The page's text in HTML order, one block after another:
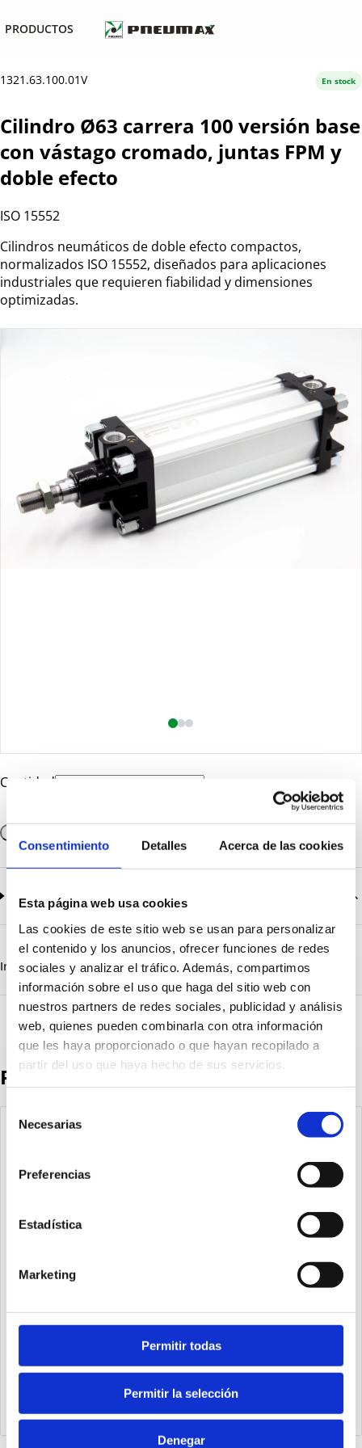
Consentimiento Detalles Acerca de las cookies
Esta página web usa cookies
Las cookies de este sitio web se usan para personalizar
el contenido y los anuncios, ofrecer funciones de redes
sociales y analizar el tráfico. Además, compartimos
información sobre el uso que haga del sitio web con
nuestros partners de redes sociales, publicidad y análisis
web, quienes pueden combinarla con otra información
que les haya proporcionado o que hayan recopilado a
partir del uso que haya hecho de sus servicios.
Necesarias
Preferencias
Estadística
Marketing
Permitir todas
Permitir la selección
Denegar
PRODUCTOS
1321.63.100.01V
Cilindro Ø63 carrera 100 versión base
con vástago cromado, juntas FPM y
doble efecto
ISO 15552
Cilindros neumáticos de doble efecto compactos,
normalizados ISO 15552, diseñados para aplicaciones
industriales que requieren fiabilidad y dimensiones
optimizadas.
En stock
Cantidad
Documentación
CatalogoGeneral-EN.pdf
Descargar
Serie_1319-1320-1321.pdf
Descargar
Información destacada Detalles técnicosVista 3D
Productos destacados
1540.25.20.03.1
Cilindro Ecompact Ø25 carrera 20 versión vástago pasante
de acero inoxidable con rosca hembra, magnético y doble